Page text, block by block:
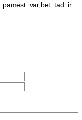
pamest var,bet tad
ir